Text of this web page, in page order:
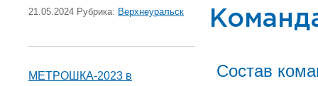
21.05.2024 Рубрика: Верхнеуральск
МЕТРОШКА-2023 в
Состав